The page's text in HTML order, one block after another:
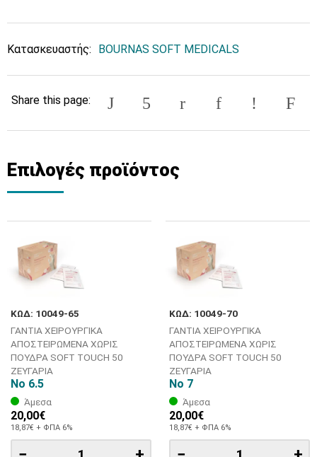
Κατασκευαστής: BOURNAS SOFT MEDICALS
Share this page:
Επιλογές προϊόντος
ΚΩΔ: 10049-65
ΓΑΝΤΙΑ ΧΕΙΡΟΥΡΓΙΚΑ
ΑΠΟΣΤΕΙΡΩΜΕΝΑ ΧΩΡΙΣ
ΠΟΥΔΡΑ SOFT TOUCH 50
ΖΕΥΓΑΡΙΑ
No 6.5
Άμεσα
20,00€
18,87€ + ΦΠΑ 6%
ΚΩΔ: 10049-70
ΓΑΝΤΙΑ ΧΕΙΡΟΥΡΓΙΚΑ
ΑΠΟΣΤΕΙΡΩΜΕΝΑ ΧΩΡΙΣ
ΠΟΥΔΡΑ SOFT TOUCH 50
ΖΕΥΓΑΡΙΑ
No 7
Άμεσα
20,00€
18,87€ + ΦΠΑ 6%